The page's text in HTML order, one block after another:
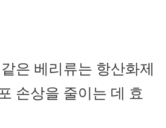
은 베리류는 항산화제
손상을 줄이는 데 효